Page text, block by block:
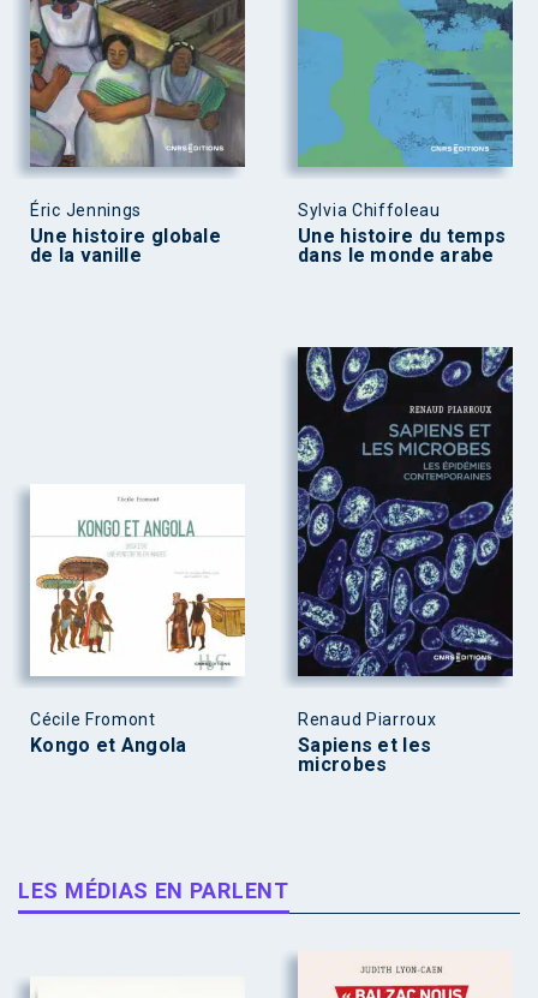
Éric Jennings
Une histoire globale
de la vanille
Sylvia Chiffoleau
Une histoire du temps
dans le monde arabe
Cécile Fromont
Kongo et Angola
Renaud Piarroux
Sapiens et les
microbes
LES MÉDIAS EN PARLENT